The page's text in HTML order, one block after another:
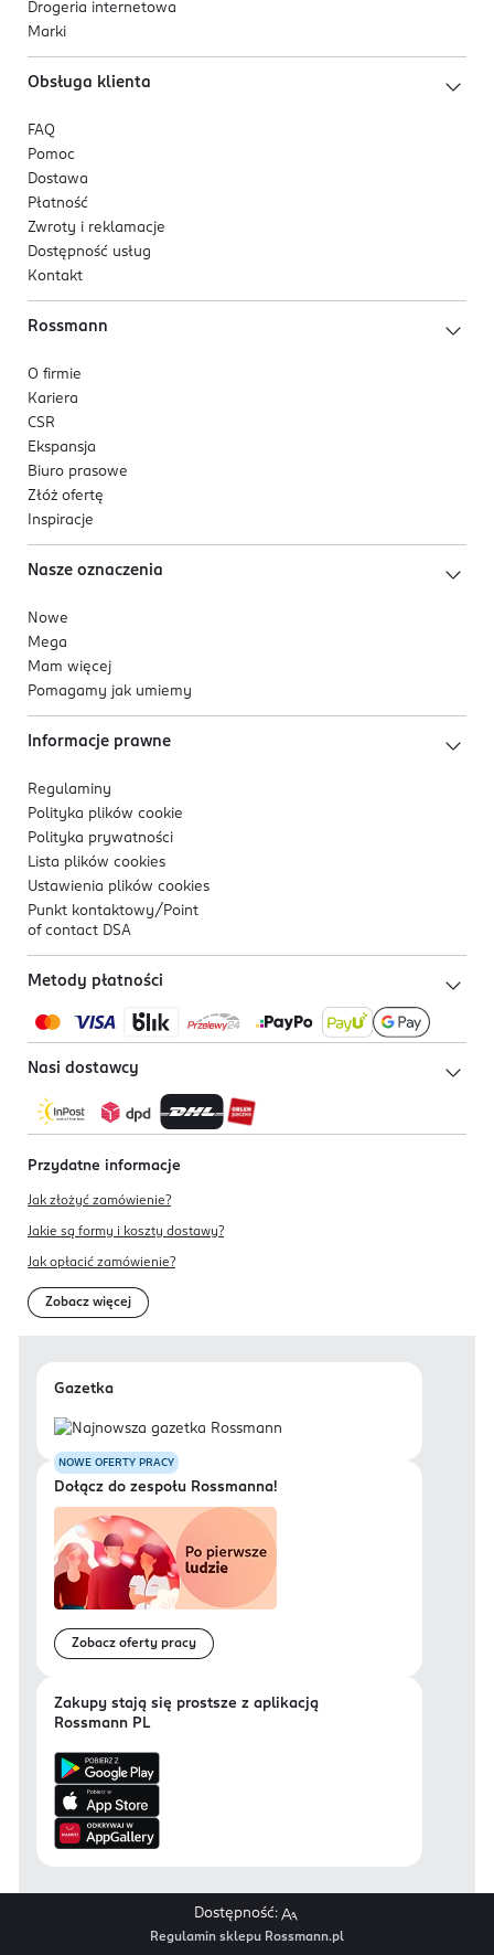
Drogeria internetowa
Marki
Obsługa klienta
FAQ
Pomoc
Dostawa
Płatność
Zwroty i reklamacje
Dostępność usług
Kontakt
Rossmann
O firmie
Kariera
CSR
Ekspansja
Biuro prasowe
Złóż ofertę
Inspiracje
Nasze oznaczenia
Nowe
Mega
Mam więcej
Pomagamy jak umiemy
Informacje prawne
Regulaminy
Polityka plików cookie
Polityka prywatności
Lista plików cookies
Ustawienia plików cookies
Punkt kontaktowy/ Point
of contact DSA
Metody płatności
Nasi dostawcy
Przydatne informacje
Jak złożyć zamówienie?
Jakie są formy i koszty dostawy?
Jak opłacić zamówienie?
Zobacz więcej
Gazetka
NOWE OFERTY PRACY
Dołącz do zespołu Rossmanna!
Zobacz oferty pracy
Zakupy stają się prostsze z aplikacją
Rossmann PL
Dostępność:
Regulamin sklepu Rossmann.pl